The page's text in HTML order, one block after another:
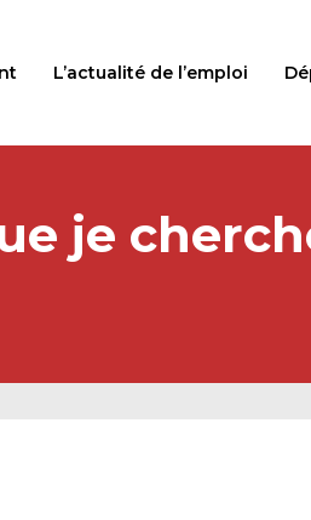
L’actualité de l’emploi
je